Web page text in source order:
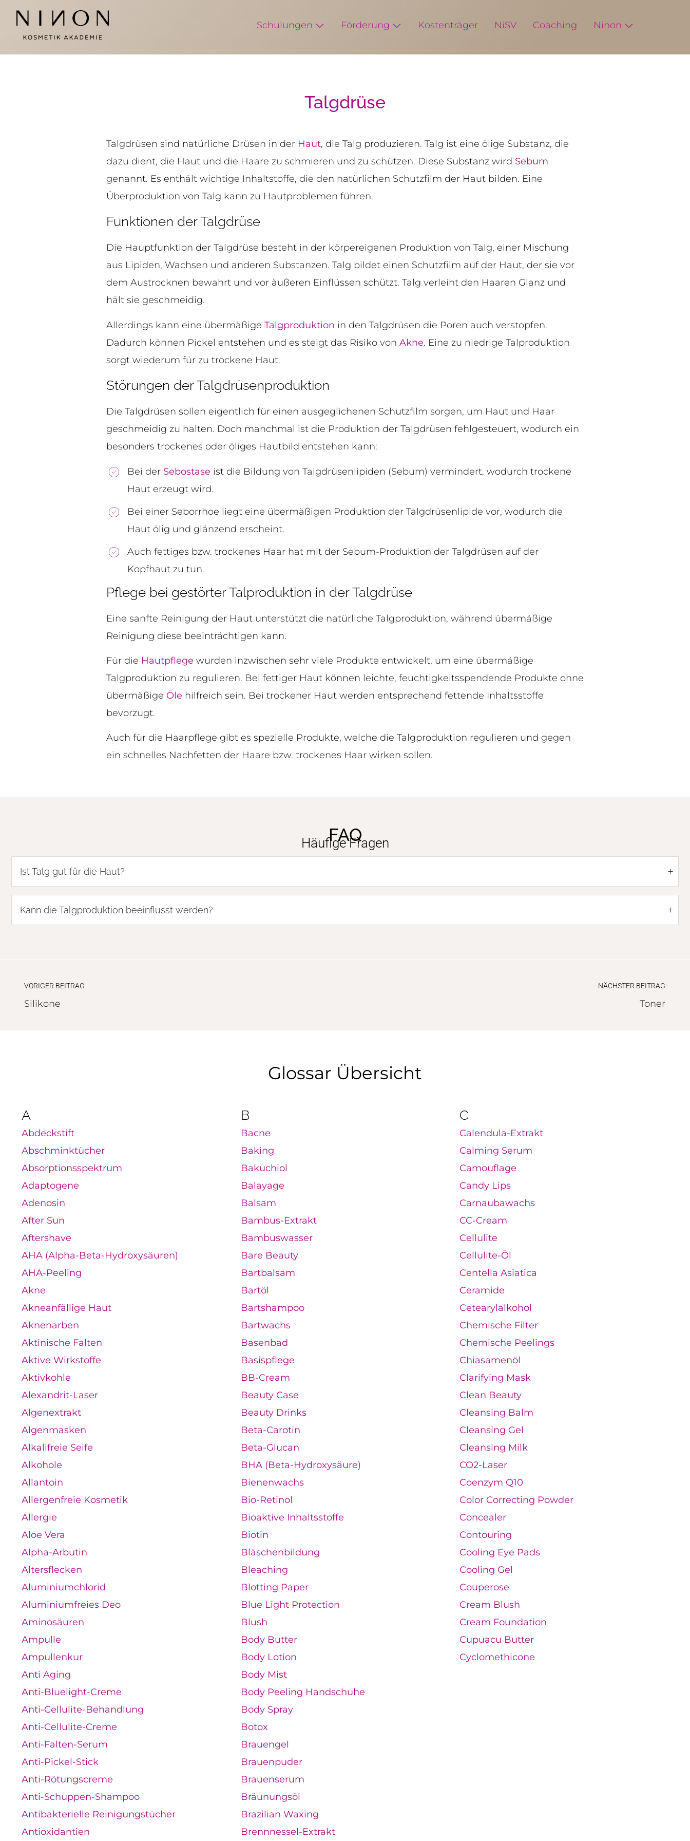
Schulungen Förderung Kostenträger NiSV Coaching Ninon
Talgdrüse
Talgdrüsen sind natürliche Drüsen in der Haut, die Talg produzieren. Talg ist eine ölige Substanz, die
dazu dient, die Haut und die Haare zu schmieren und zu schützen. Diese Substanz wird Sebum
genannt. Es enthält wichtige Inhaltstoffe, die den natürlichen Schutzfilm der Haut bilden. Eine
Überproduktion von Talg kann zu Hautproblemen führen.
Funktionen der Talgdrüse
Die Hauptfunktion der Talgdrüse besteht in der körpereigenen Produktion von Talg, einer Mischung
aus Lipiden, Wachsen und anderen Substanzen. Talg bildet einen Schutzfilm auf der Haut, der sie vor
dem Austrocknen bewahrt und vor äußeren Einflüssen schützt. Talg verleiht den Haaren Glanz und
hält sie geschmeidig.
Allerdings kann eine übermäßige Talgproduktion in den Talgdrüsen die Poren auch verstopfen.
Dadurch können Pickel entstehen und es steigt das Risiko von Akne. Eine zu niedrige Talproduktion
sorgt wiederum für zu trockene Haut.
Störungen der Talgdrüsenproduktion
Die Talgdrüsen sollen eigentlich für einen ausgeglichenen Schutzfilm sorgen, um Haut und Haar
geschmeidig zu halten. Doch manchmal ist die Produktion der Talgdrüsen fehlgesteuert, wodurch ein
besonders trockenes oder öliges Hautbild entstehen kann:
Bei der Sebostase ist die Bildung von Talgdrüsenlipiden (Sebum) vermindert, wodurch trockene
Haut erzeugt wird.
Bei einer Seborrhoe liegt eine übermäßigen Produktion der Talgdrüsenlipide vor, wodurch die
Haut ölig und glänzend erscheint.
Auch fettiges bzw. trockenes Haar hat mit der Sebum-Produktion der Talgdrüsen auf der
Kopfhaut zu tun.
Pflege bei gestörter Talproduktion in der Talgdrüse
Eine sanfte Reinigung der Haut unterstützt die natürliche Talgproduktion, während übermäßige
Reinigung diese beeinträchtigen kann.
Für die Hautpflege wurden inzwischen sehr viele Produkte entwickelt, um eine übermäßige
Talgproduktion zu regulieren. Bei fettiger Haut können leichte, feuchtigkeitsspendende Produkte ohne
übermäßige Öle hilfreich sein. Bei trockener Haut werden entsprechend fettende Inhaltsstoffe
bevorzugt.
Auch für die Haarpflege gibt es spezielle Produkte, welche die Talgproduktion regulieren und gegen
ein schnelles Nachfetten der Haare bzw. trockenes Haar wirken sollen.
FAQ
Häufige Fragen
Ist Talg gut für die Haut? +
Kann die Talgproduktion beeinflusst werden? +
VORIGER BEITRAG
Silikone
NÄCHSTER BEITRAG
Toner
Glossar Übersicht
A
Abdeckstift
Abschminktücher
Absorptionsspektrum
Adaptogene
Adenosin
After Sun
Aftershave
AHA (Alpha-Beta-Hydroxysäuren)
AHA-Peeling
Akne
Akneanfällige Haut
Aknenarben
Aktinische Falten
Aktive Wirkstoffe
Aktivkohle
Alexandrit-Laser
Algenextrakt
Algenmasken
Alkalifreie Seife
Alkohole
Allantoin
Allergenfreie Kosmetik
Allergie
Aloe Vera
Alpha-Arbutin
Altersflecken
Aluminiumchlorid
Aluminiumfreies Deo
Aminosäuren
Ampulle
Ampullenkur
Anti Aging
Anti-Bluelight-Creme
Anti-Cellulite-Behandlung
Anti-Cellulite-Creme
Anti-Falten-Serum
Anti-Pickel-Stick
Anti-Rötungscreme
Anti-Schuppen-Shampoo
Antibakterielle Reinigungstücher
Antioxidantien
B
Bacne
Baking
Bakuchiol
Balayage
Balsam
Bambus-Extrakt
Bambuswasser
Bare Beauty
Bartbalsam
Bartöl
Bartshampoo
Bartwachs
Basenbad
Basispflege
BB-Cream
Beauty Case
Beauty Drinks
Beta-Carotin
Beta-Glucan
BHA (Beta-Hydroxysäure)
Bienenwachs
Bio-Retinol
Bioaktive Inhaltsstoffe
Biotin
Bläschenbildung
Bleaching
Blotting Paper
Blue Light Protection
Blush
Body Butter
Body Lotion
Body Mist
Body Peeling Handschuhe
Body Spray
Botox
Brauengel
Brauenpuder
Brauenserum
Bräunungsöl
Brazilian Waxing
Brennnessel-Extrakt
C
Calendula-Extrakt
Calming Serum
Camouflage
Candy Lips
Carnaubawachs
CC-Cream
Cellulite
Cellulite-Öl
Centella Asiatica
Ceramide
Cetearylalkohol
Chemische Filter
Chemische Peelings
Chiasamenöl
Clarifying Mask
Clean Beauty
Cleansing Balm
Cleansing Gel
Cleansing Milk
CO2-Laser
Coenzym Q10
Color Correcting Powder
Concealer
Contouring
Cooling Eye Pads
Cooling Gel
Couperose
Cream Blush
Cream Foundation
Cupuacu Butter
Cyclomethicone